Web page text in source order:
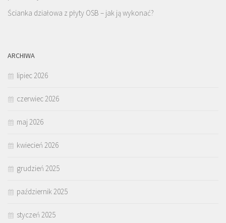
Ścianka działowa z płyty OSB – jak ją wykonać?
ARCHIWA
lipiec 2026
czerwiec 2026
maj 2026
kwiecień 2026
grudzień 2025
październik 2025
styczeń 2025